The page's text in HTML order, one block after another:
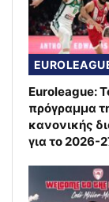
Euroleague:
πρόγραμμα
κανονικής
για το 2026-